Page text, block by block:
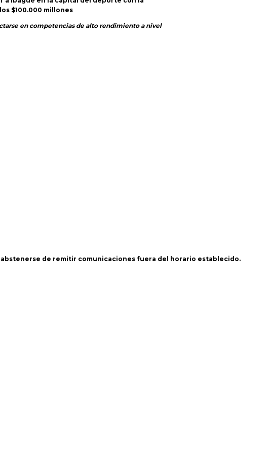
$100.000 millones
en competencias de alto rendimiento a nivel
abstenerse de remitir comunicaciones fuera del horario establecido.